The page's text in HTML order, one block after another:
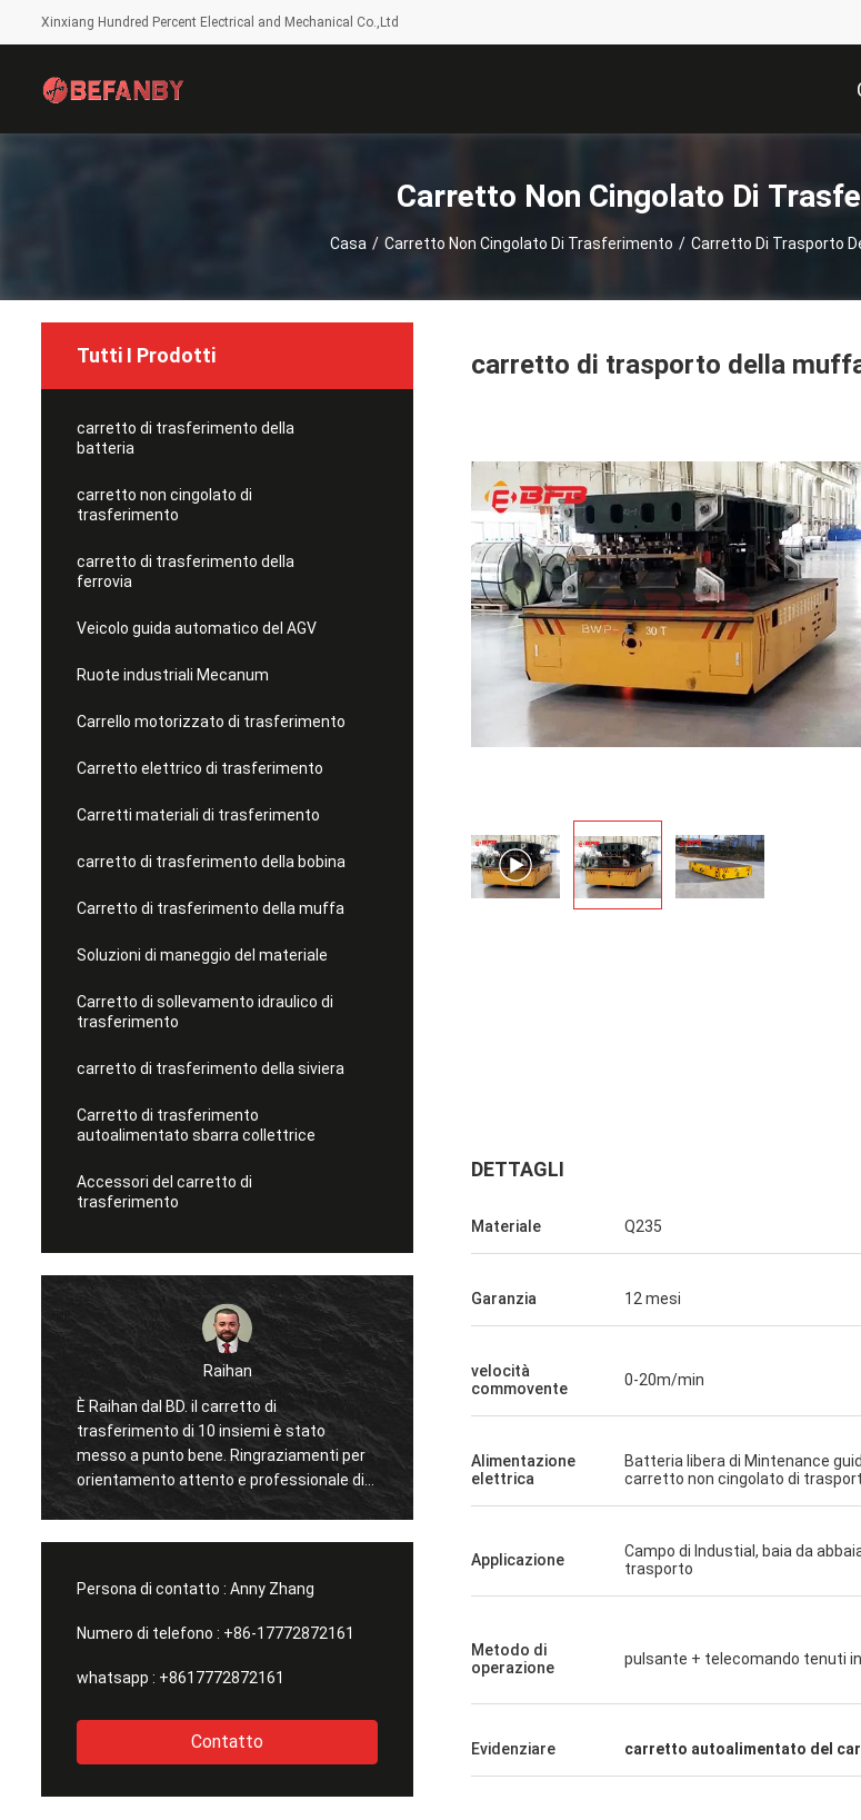
Xinxiang Hundred Percent Electrical and Mechanical Co.,Ltd
Carretto Non Cingolato Di
Casa / Carretto Non Cingolato Di Trasferimento / Carretto Di Trasporto
Tutti I Prodotti
carretto di trasferimento della
batteria
carretto non cingolato di
trasferimento
carretto di trasferimento della
ferrovia
Veicolo guida automatico del AGV
Ruote industriali Mecanum
Carrello motorizzato di trasferimento
Carretto elettrico di trasferimento
Carretti materiali di trasferimento
carretto di trasferimento della bobina
Carretto di trasferimento della muffa
Soluzioni di maneggio del materiale
Carretto di sollevamento idraulico di
trasferimento
carretto di trasferimento della siviera
Carretto di trasferimento
autoalimentato sbarra collettrice
Accessori del carretto di
trasferimento
il carretto di
10 insiemi è stato
Ringraziamenti per
e professionale di
fabbrica. Speri che
Ciao, è la mia prima volta venire in Cina e
visitare due volte la fabbrica durante un
anno, il servizio eccellente mi ha mosso
ripetutamente e divide molte cose
interessanti con me. E l'oggetto ha
felice di fare la cooperazione con voi.
Realmente siete una società di
stelle!
Persona di contatto : Anny Zhang
Numero di telefono : +86-17772872161
whatsapp : +8617772872161
Contatto
carretto di trasporto della
DETTAGLI
Materiale Q235
Garanzia 12 mesi
velocità
commovente
0-20m/min
Alimentazione
elettrica
Batteria libera di Mintenance
carretto non cingolato di
Applicazione
Campo di Industial, baia da
trasporto
Metodo di
operazione
pulsante + telecomando tenuti
Evidenziare carretto autoalimentato del